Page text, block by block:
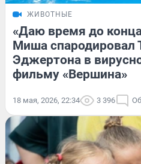
ЖИВОТНЫЕ
«Даю время до
Миша спародировал
Эджертона в
фильму «Вершина»⁠
18 мая, 2026, 22:34 3 396